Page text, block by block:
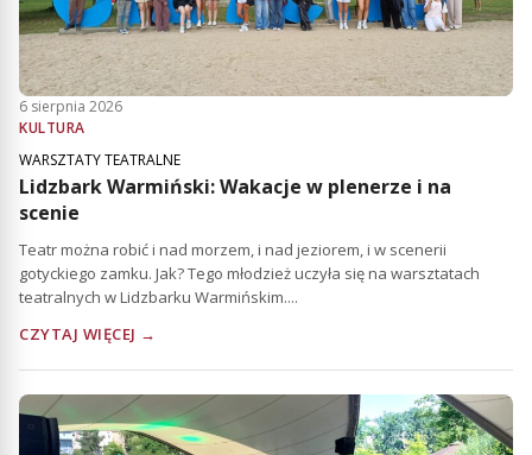
6 sierpnia 2026
KULTURA
WARSZTATY TEATRALNE
Lidzbark Warmiński: Wakacje w plenerze i na
scenie
Teatr można robić i nad morzem, i nad jeziorem, i w scenerii
gotyckiego zamku. Jak? Tego młodzież uczyła się na warsztatach
teatralnych w Lidzbarku Warmińskim....
CZYTAJ WIĘCEJ →